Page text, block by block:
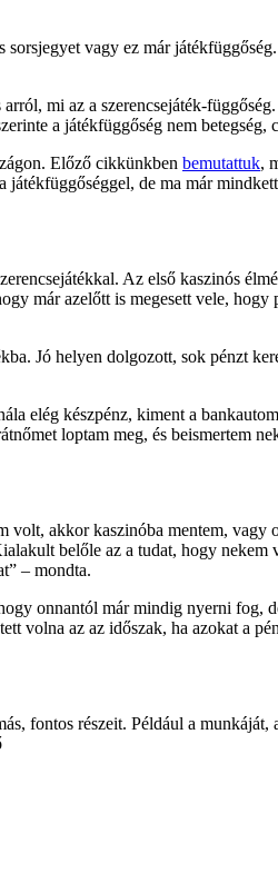
vagy ez már
mi az a szerencsejáték-
a játékfüggőség nem betegség,
Előző cikkünkben bemutattuk,
de ma már
Az első kaszinós
már azelőtt is megesett vele, hogy
Jó helyen dolgozott, sok pénzt
elég készpénz, kiment a
loptam meg, és beismertem
akkor kaszinóba mentem, vagy
belőle az a tudat, hogy nekem
– mondta.
onnantól már mindig nyerni fog,
volna az az időszak, ha azokat a
fontos részeit. Például a